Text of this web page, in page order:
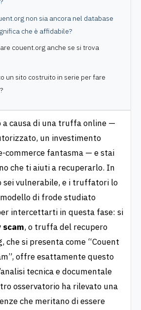
non sia ancora nel database
che è affidabile?
couent.org anche se si trova
un sito costruito in serie per fare
a causa di una truffa online —
un investimento
commerce fantasma — e stai
che ti aiuti a recuperarlo. In
sei vulnerabile, e i truffatori lo
di frode studiato
intercettarti in questa fase: si
scam, o truffa del recupero
che si presenta come “Couent
offre esattamente questo
tecnica e documentale
osservatorio ha rilevato una
che meritano di essere